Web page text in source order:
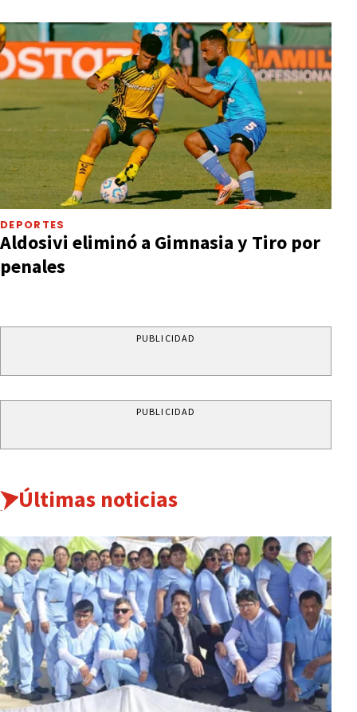
DEPORTES
Aldosivi eliminó a Gimnasia y Tiro por
penales
PUBLICIDAD
PUBLICIDAD
Últimas noticias